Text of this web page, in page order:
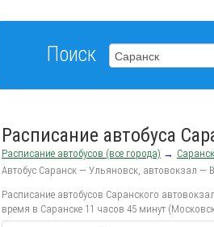
Поиск
Расписание автобуса
Расписание автобусов (все города) → Саранск
Автобус Саранск — Ульяновск, автовокзал —
Расписание автобусов Саранского
время в Саранске 11 часов 45 минут